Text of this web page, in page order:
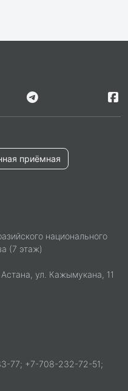
приёмная
национального
(7 этаж)
ул. Кажымукана, 11
77; +7-708-232-72-51;